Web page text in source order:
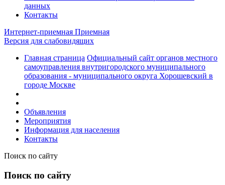
данных
Контакты
Интернет-приемная Приемная
Версия для слабовидящих
Главная страница Официальный сайт органов местного
самоуправления внутригородского муниципального
образования - муниципального округа Хорошевский в
городе Москве
Объявления
Мероприятия
Информация для населения
Контакты
Поиск по сайту
Поиск по сайту